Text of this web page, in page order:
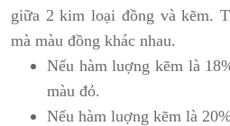
giữa 2 kim loại đồng và kẽm.
mà màu đồng khác nhau.
Nếu hàm luợng kẽm là
màu đỏ.
Nếu hàm luợng kẽm là